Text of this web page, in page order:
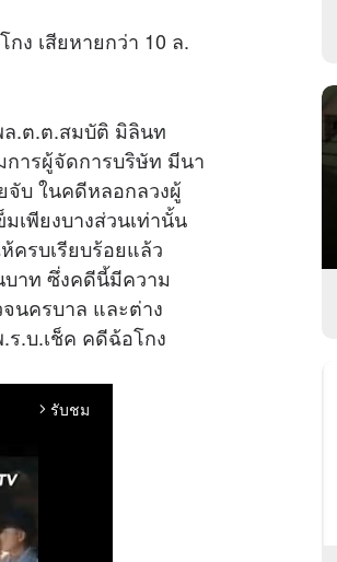
ง เสียหายกว่า 10 ล.
ล.ต.ต.สมบัติ มิลินท
ารผู้จัดการบริษัท มีนา
จับ ในคดีหลอกลวงผู้
มเพียงบางส่วนเท่านั้น
ครบเรียบร้อยแล้ว
บาท ซึ่งคดีนี้มีความ
นครบาล และต่าง
.บ.เช็ค คดีฉ้อโกง
arrow_forward_ios รับชม